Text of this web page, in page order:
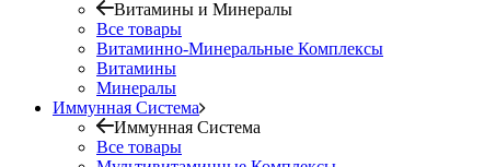
Витамины и Минералы
Все товары
Витаминно-Минеральные Комплексы
Витамины
Минералы
Иммунная Система
Иммунная Система
Все товары